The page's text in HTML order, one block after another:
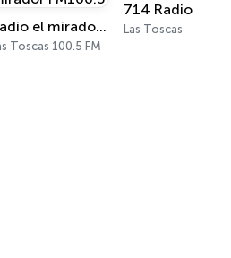
Radio el mirador FM100.5
Toscas 100.5 FM
714 Radio
Las Toscas